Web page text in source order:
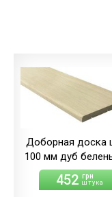
Доборная доска
100 мм дуб
452 грн
штука